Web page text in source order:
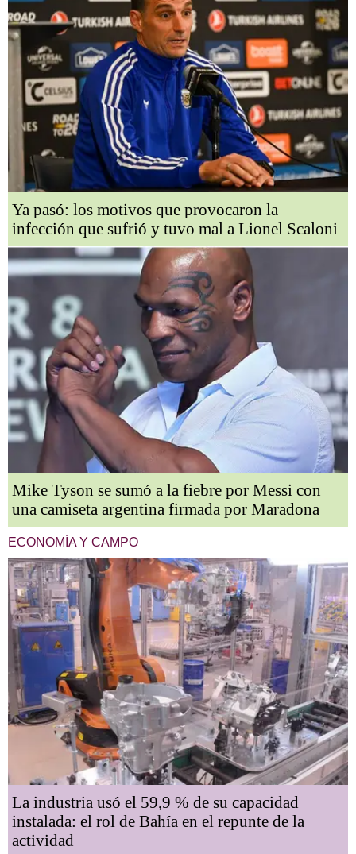
Ya pasó: los motivos que provocaron la
infección que sufrió y tuvo mal a Lionel Scaloni
Mike Tyson se sumó a la fiebre por Messi con
una camiseta argentina firmada por Maradona
ECONOMÍA Y CAMPO
La industria usó el 59,9 % de su capacidad
instalada: el rol de Bahía en el repunte de la
actividad